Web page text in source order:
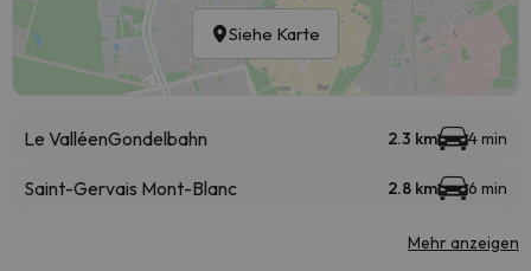
Siehe Karte
Le ValléenGondelbahn 2.3 km 4 min
Saint-Gervais Mont-Blanc 2.8 km 6 min
Mehr anzeigen